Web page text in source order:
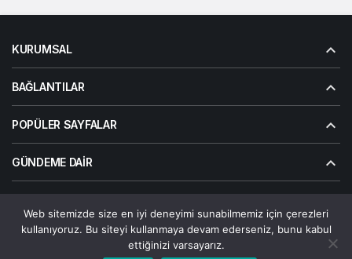
KURUMSAL
BAĞLANTILAR
POPÜLER SAYFALAR
GÜNDEME DAIR
© Telif Hakkı 2026, Tüm Hakları Saklıdır | Alanalp İnternet
Çözümler
Gizlilik Politikası Hakkımızda
Web sitemizde size en iyi deneyimi sunabilmemiz için çerezleri
kullanıyoruz. Bu siteyi kullanmaya devam ederseniz, bunu kabul
ettiğinizi varsayarız.